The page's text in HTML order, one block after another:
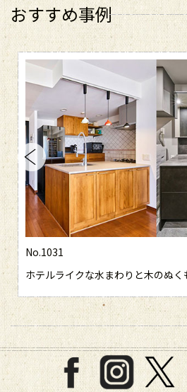
おすすめ事例
No.1031
ホテルライクな水まわりと木のぬ